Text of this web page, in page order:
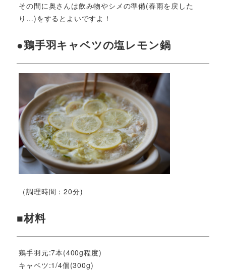
その間に奥さんは飲み物やシメの準備(春雨を戻した
り…)をするとよいですよ！
●鶏手羽キャベツの塩レモン鍋
（調理時間：20分)
■材料
鶏手羽元:7本(400g程度)
キャベツ:1/4個(300g)